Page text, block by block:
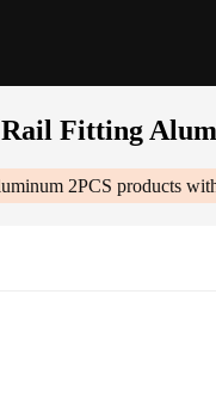
Fitting
2PCS products